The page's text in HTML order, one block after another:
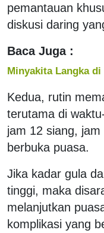
pemantauan
diskusi daring
Baca Juga :
Minyakita Langka
Kedua, rutin
terutama di
jam 12 siang,
berbuka puasa.
Jika kadar gula
tinggi, maka
melanjutkan
komplikasi yang